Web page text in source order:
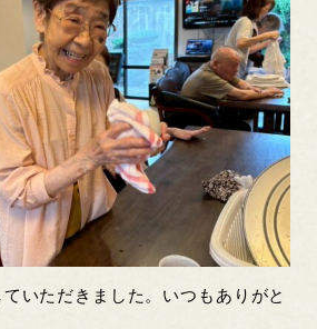
いただきました。いつもありがと